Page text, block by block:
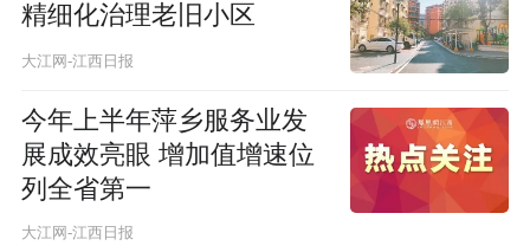
精细化治理老旧小区
大江网-江西日报
今年上半年萍乡服务业发
展成效亮眼 增加值增速位
列全省第一
大江网-江西日报